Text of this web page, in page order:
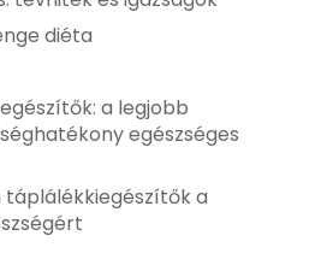
diéta
a legjobb
egészséges
táplálékkiegészítők a